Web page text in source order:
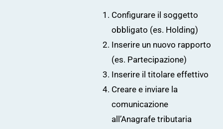
Configurare il soggetto
obbligato (es. Holding)
Inserire un nuovo rapporto
(es. Partecipazione)
Inserire il titolare effettivo
Creare e inviare la
comunicazione
all’Anagrafe tributaria